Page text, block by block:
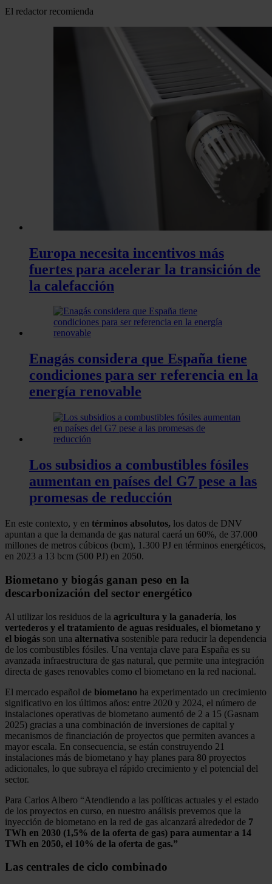
El redactor recomienda
Europa necesita incentivos más
fuertes para acelerar la transición de
la calefacción
Enagás considera que España tiene
condiciones para ser referencia en la
energía renovable
Los subsidios a combustibles fósiles
aumentan en países del G7 pese a las
promesas de reducción
En este contexto, y en términos absolutos, los datos de DNV
apuntan a que la demanda de gas natural caerá un 60%, de 37.000
millones de metros cúbicos (bcm), 1.300 PJ en términos energéticos,
en 2023 a 13 bcm (500 PJ) en 2050.
Biometano y biogás ganan peso en la
descarbonización del sector energético
Al utilizar los residuos de la agricultura y la ganadería, los
vertederos y el tratamiento de aguas residuales, el biometano y
el biogás son una alternativa sostenible para reducir la dependencia
de los combustibles fósiles. Una ventaja clave para España es su
avanzada infraestructura de gas natural, que permite una integración
directa de gases renovables como el biometano en la red nacional.
El mercado español de biometano ha experimentado un crecimiento
significativo en los últimos años: entre 2020 y 2024, el número de
instalaciones operativas de biometano aumentó de 2 a 15 (Gasnam
2025) gracias a una combinación de inversiones de capital y
mecanismos de financiación de proyectos que permiten avances a
mayor escala. En consecuencia, se están construyendo 21
instalaciones más de biometano y hay planes para 80 proyectos
adicionales, lo que subraya el rápido crecimiento y el potencial del
sector.
Para Carlos Albero “Atendiendo a las políticas actuales y el estado
de los proyectos en curso, en nuestro análisis prevemos que la
inyección de biometano en la red de gas alcanzará alrededor de 7
TWh en 2030 (1,5% de la oferta de gas) para aumentar a 14
TWh en 2050, el 10% de la oferta de gas.”
Las centrales de ciclo combinado